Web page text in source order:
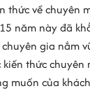
thức về chuyên
năm này đã
gia nắm
kiến thức
muốn của